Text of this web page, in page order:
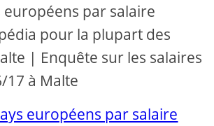
européens par salaire
pour la plupart des
| Enquête sur les salaires
17 à Malte
européens par salaire